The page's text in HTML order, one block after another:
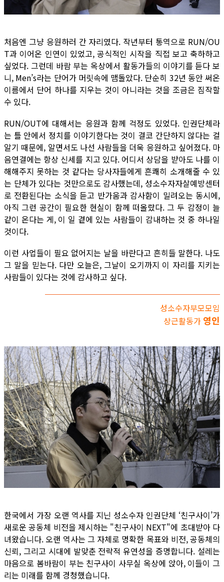
처음엔 그냥 응원하러 간 자리였다. 작년부터 통역으로 RUN/OU
T과 이어온 인연이 있었고, 공식적인 시작을 직접 보고 축하하고
싶었다. 그런데 바람 부는 옥상에서 활동가들의 이야기를 듣다 보
니, Men’s라는 단어가 머릿속에 맴돌았다. 단순히 32년 동안 써온
이름에서 단어 하나를 지우는 것이 아니라는 것을 조금은 짐작할
수 있다.
RUN/OUT에 대해서는 응원과 함께 걱정도 있었다. 인권단체라
는 틀 안에서 정치를 이야기한다는 것이 결코 간단하지 않다는 걸
알기 때문에, 알면서도 나선 사람들을 더욱 응원하고 싶어졌다. 마
음연결에는 항상 신세를 지고 있다. 어디서 상담을 받아도 나를 이
해해주지 못하는 것 같다는 당사자들에게 흔쾌히 소개해줄 수 있
는 단체가 있다는 것만으로도 감사했는데, 성소수자자살예방센터
로 전환된다는 소식을 듣고 반가움과 감사함이 밀려오는 동시에,
아직 그런 공간이 필요한 현실이 함께 떠올랐다. 그 두 감정이 늘
같이 온다는 게, 이 일 곁에 있는 사람들이 감내하는 것 중 하나일
것이다.
이런 사업들이 필요 없어지는 날을 바란다고 흔히들 말한다. 나도
그 말을 믿는다. 다만 오늘은, 그날이 오기까지 이 자리를 지키는
사람들이 있다는 것에 감사하고 싶다.
성소수자부모모임
상근활동가 영인
한국에서 가장 오랜 역사를 지닌 성소수자 인권단체 ‘친구사이’가
새로운 공동체 비전을 제시하는 "친구사이 NEXT"에 초대받아 다
녀왔습니다. 오랜 역사는 그 자체로 명확한 목표와 비전, 공동체의
신뢰, 그리고 시대에 발맞춘 전략적 유연성을 증명합니다. 설레는
마음으로 봄바람이 부는 친구사이 사무실 옥상에 앉아, 이들이 그
리는 미래를 함께 경청했습니다.